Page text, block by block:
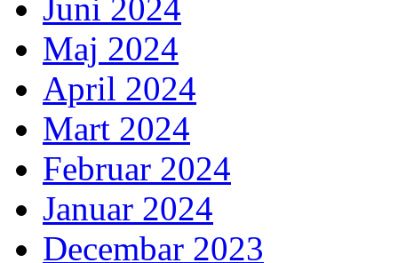
Juni 2024
Maj 2024
April 2024
Mart 2024
Februar 2024
Januar 2024
Decembar 2023